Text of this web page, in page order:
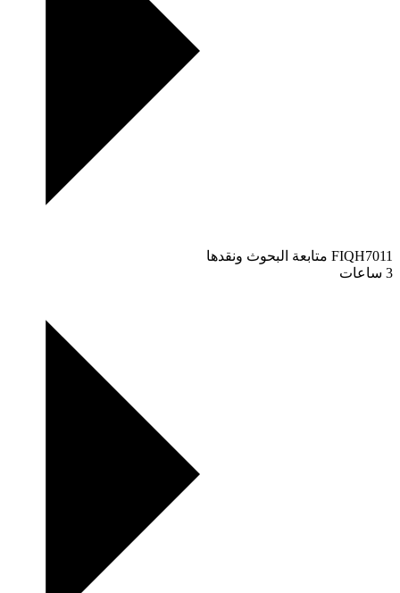
FIQH7011 متابعة البحوث ونقدها
3 ساعات